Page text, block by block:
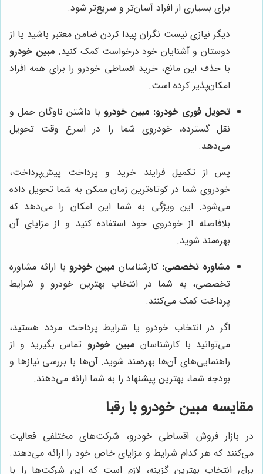
برای بسیاری از افراد آسان‌تر و سریع‌تر شود.
دیگر نیازی نیست نگران پیدا کردن ضامن معتبر باشید یا از
دوستان و آشنایان خود درخواست کمک کنید. مبین خودرو
با حذف این مانع، خرید اقساطی خودرو را برای همه افراد
امکان‌پذیر کرده است.
تحویل فوری خودرو: مبین خودرو با داشتن ناوگان حمل و
نقل گسترده، خودروی شما را در اسرع وقت تحویل
می‌دهد.
پس از تکمیل فرایند خرید و پرداخت پیش‌پرداخت،
خودروی شما در کوتاه‌ترین زمان ممکن به شما تحویل داده
می‌شود. این ویژگی به شما این امکان را می‌دهد که
بلافاصله از خودروی خود استفاده کنید و از مزایای آن
بهره‌مند شوید.
مشاوره تخصصی: کارشناسان مبین خودرو با ارائه مشاوره
تخصصی، به شما در انتخاب بهترین خودرو و شرایط
پرداخت کمک می‌کنند.
اگر در انتخاب خودرو یا شرایط پرداخت مردد هستید،
می‌توانید با کارشناسان مبین خودرو تماس بگیرید و از
راهنمایی‌های آن‌ها بهره‌مند شوید. آن‌ها با بررسی نیازها و
بودجه شما، بهترین پیشنهاد را به شما ارائه می‌دهند.
مقایسه مبین خودرو با رقبا
در بازار فروش اقساطی خودرو، شرکت‌های مختلفی فعالیت
می‌کنند که هر کدام شرایط و مزایای خاص خود را ارائه می‌دهند.
برای انتخاب بهترین گزینه، لازم است که این شرکت‌ها را با